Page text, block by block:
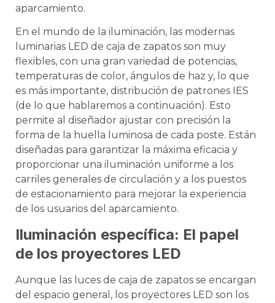
aparcamiento.
En el mundo de la iluminación, las modernas
luminarias LED de caja de zapatos son muy
flexibles, con una gran variedad de potencias,
temperaturas de color, ángulos de haz y, lo que
es más importante, distribución de patrones IES
(de lo que hablaremos a continuación). Esto
permite al diseñador ajustar con precisión la
forma de la huella luminosa de cada poste. Están
diseñadas para garantizar la máxima eficacia y
proporcionar una iluminación uniforme a los
carriles generales de circulación y a los puestos
de estacionamiento para mejorar la experiencia
de los usuarios del aparcamiento.
Iluminación específica: El papel
de los proyectores LED
Aunque las luces de caja de zapatos se encargan
del espacio general, los proyectores LED son los